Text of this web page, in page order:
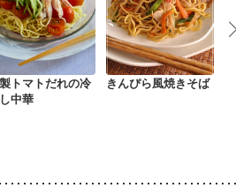
トマトだれの冷
中華
きんぴら風焼きそば